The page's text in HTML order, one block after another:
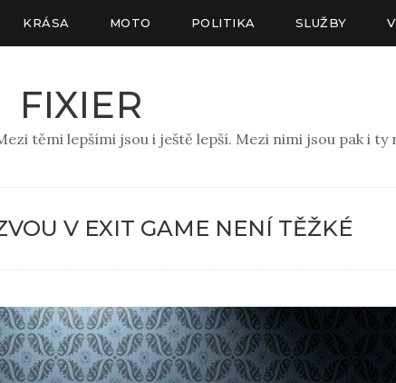
KRÁSA MOTO POLITIKA SLUŽBY
FIXIER
těmi lepšími jsou i ještě lepší. Mezi nimi jsou pak i ty
V EXIT GAME NENÍ TĚŽKÉ